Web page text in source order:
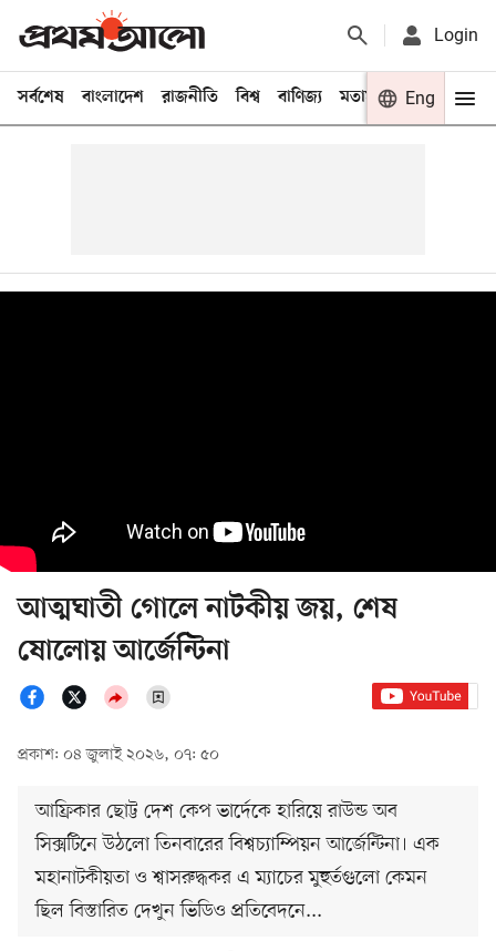
Login
সর্বশেষ বাংলাদেশ রাজনীতি বিশ্ব বাণিজ্য মতামত খেলা
Eng
আত্মঘাতী গোলে নাটকীয় জয়, শেষ
ষোলোয় আর্জেন্টিনা
প্রকাশ: ০৪ জুলাই ২০২৬, ০৭: ৫০
আফ্রিকার ছোট্ট দেশ কেপ ভার্দেকে হারিয়ে রাউন্ড অব
সিক্সটিনে উঠলো তিনবারের বিশ্বচ্যাম্পিয়ন আর্জেন্টিনা। এক
মহানাটকীয়তা ও শ্বাসরুদ্ধকর এ ম্যাচের মুহুর্তগুলো কেমন
ছিল বিস্তারিত দেখুন ভিডিও প্রতিবেদনে...